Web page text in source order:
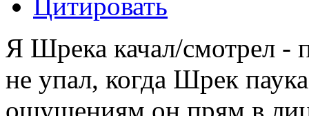
Цитировать
Я Шрека качал/смотрел -
не упал, когда Шрек